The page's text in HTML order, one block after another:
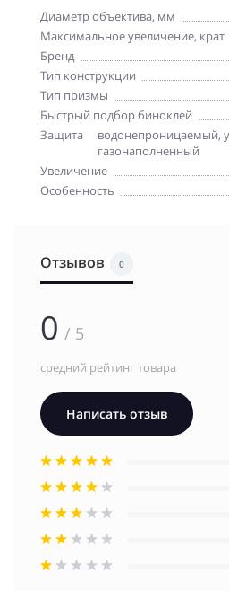
Диаметр объектива, мм
Максимальное увеличение, крат
Бренд
Тип конструкции
Тип призмы
Быстрый подбор биноклей
Защита
водонепроницаемый,
газонаполненный
Увеличение
Особенность
Отзывов 0
0 / 5
средний рейтинг товара
Написать отзыв